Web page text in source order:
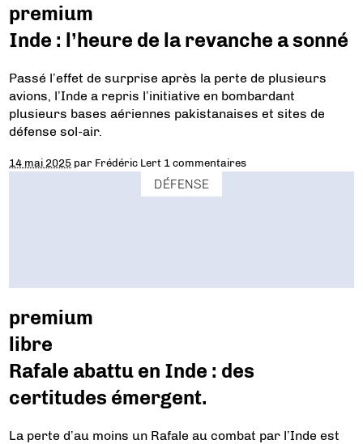
premium
Inde : l’heure de la revanche a sonné
Passé l’effet de surprise après la perte de plusieurs
avions, l’Inde a repris l’initiative en bombardant
plusieurs bases aériennes pakistanaises et sites de
défense sol-air.
14 mai 2025 par Frédéric Lert 1 commentaires
DÉFENSE
premium
libre
Rafale abattu en Inde : des
certitudes émergent.
La perte d’au moins un Rafale au combat par l’Inde est